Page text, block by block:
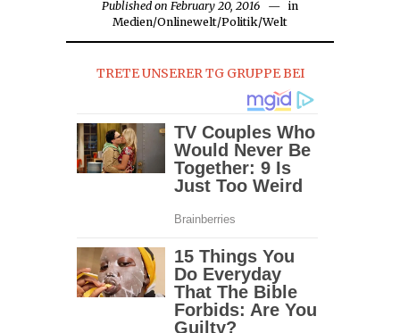
Published on February 20, 2016
in
Medien/Onlinewelt/Politik/Welt
TRETE UNSERER TG GRUPPE BEI